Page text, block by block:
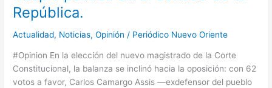
República.
Actualidad, Noticias,Opinión / Periódico Nuevo Oriente
#Opinion En la elección del nuevo magistrado de la Corte
Constitucional, la balanza se inclinó hacia la oposición: con 62
votos a favor, Carlos Camargo Assis —exdefensor del pueblo